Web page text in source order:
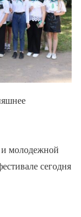
и молодежной
сегодня